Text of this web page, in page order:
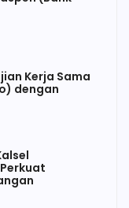
Kerja Sama
dengan